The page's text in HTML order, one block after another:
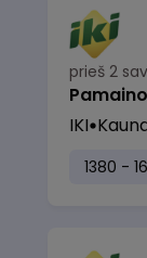
prieš 2
IKI
1380 -